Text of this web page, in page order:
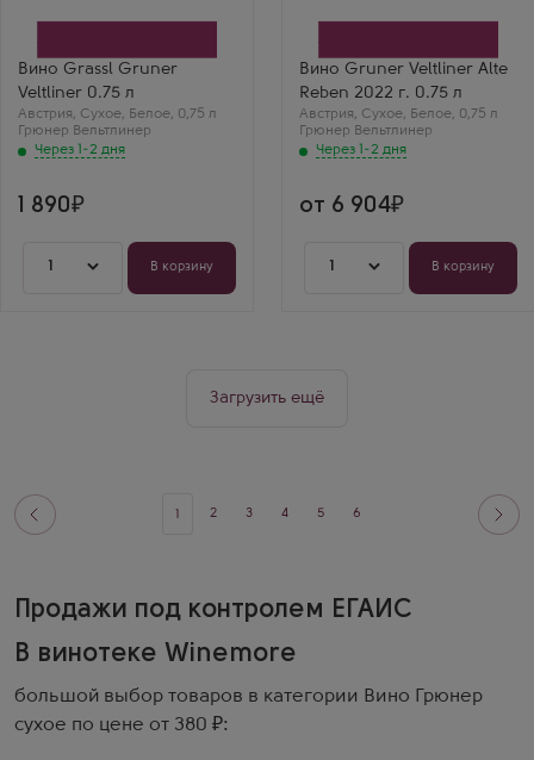
Вино Grassl Gruner
Veltliner 0.75 л
Австрия, Сухое, Белое, 0,75 л
Грюнер Вельтлинер
Через 1-2 дня
Грюнер Вельтлинер
Страна
Австрия
Регион
Карнунтум, Нижняя
Австрия
1 890
1 В корзину
Вино Gruner Veltliner Alte
Reben 2022 г. 0.75 л
Австрия, Сухое, Белое, 0,75 л
Грюнер Вельтлинер
Через 1-2 дня
Грюнер Вельтлинер
Страна
Австрия
Регион
Кремшталь, Нижняя
Австрия
от 6 904
1 В корзину
Загрузить ещё
2 3 4 5 6
Продажи под контролем ЕГАИС
В винотеке Winemore
большой выбор товаров в категории Вино Грюнер
сухое по цене от 380 ₽: